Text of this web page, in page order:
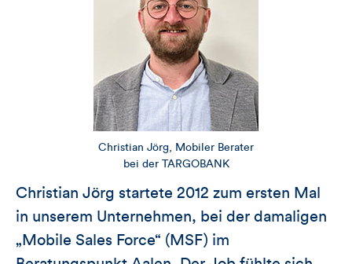
Christian Jörg, Mobiler Berater
bei der TARGOBANK
Christian Jörg startete 2012 zum ersten Mal
in unserem Unternehmen, bei der damaligen
„Mobile Sales Force“ (MSF) im